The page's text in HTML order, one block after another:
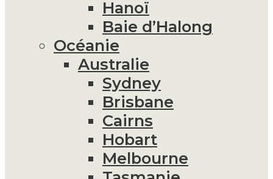
Hanoï
Baie d’Halong
Océanie
Australie
Sydney
Brisbane
Cairns
Hobart
Melbourne